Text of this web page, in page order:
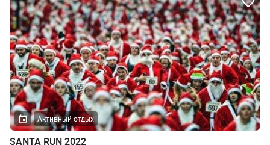
Активный отдых
SANTA RUN 2022